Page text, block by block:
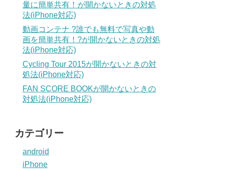
量に簡単共有！が開かないときの対処
法(iPhone対応)
動画コンテナ ?誰でも無料で写真や動
画を簡単共有！?が開かないときの対処
法(iPhone対応)
Cycling Tour 2015が開かないときの対
処法(iPhone対応)
FAN SCORE BOOKが開かないときの
対処法(iPhone対応)
カテゴリー
android
iPhone